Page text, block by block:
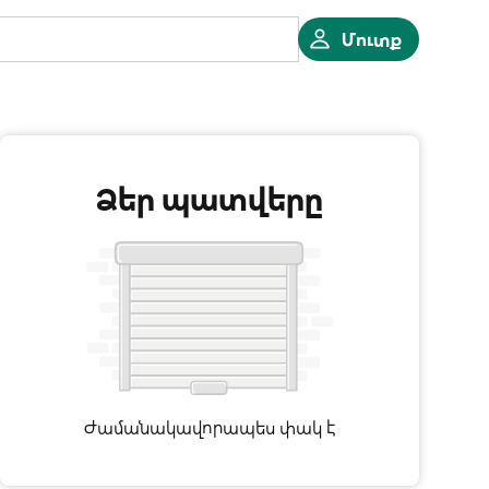
Մուտք
Ձեր պատվերը
Ժամանակավորապես փակ է